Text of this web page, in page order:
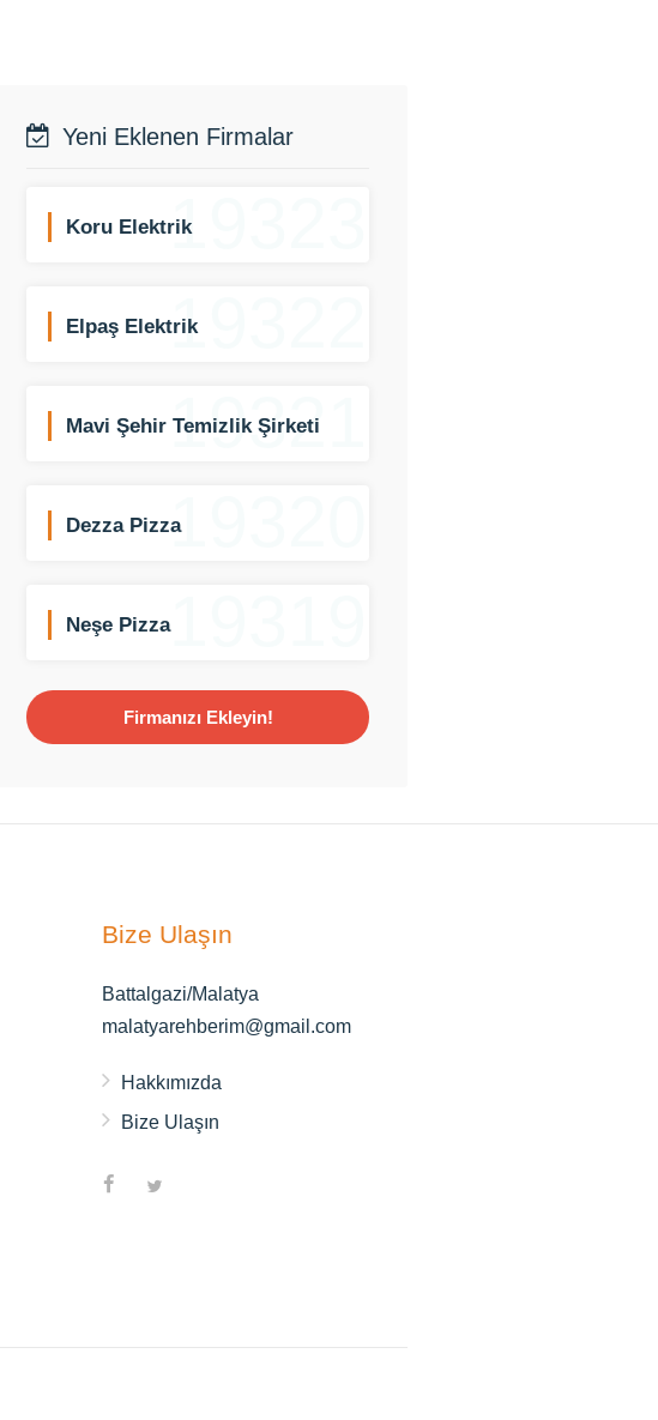
Yeni Eklenen Firmalar
19323
Koru Elektrik
19322
Elpaş Elektrik
19321
Mavi Şehir Temizlik Şirketi
19320
Dezza Pizza
19319
Neşe Pizza
Firmanızı Ekleyin!
Bize Ulaşın
Battalgazi/Malatya
malatyarehberim@gmail.com
Hakkımızda
Bize Ulaşın